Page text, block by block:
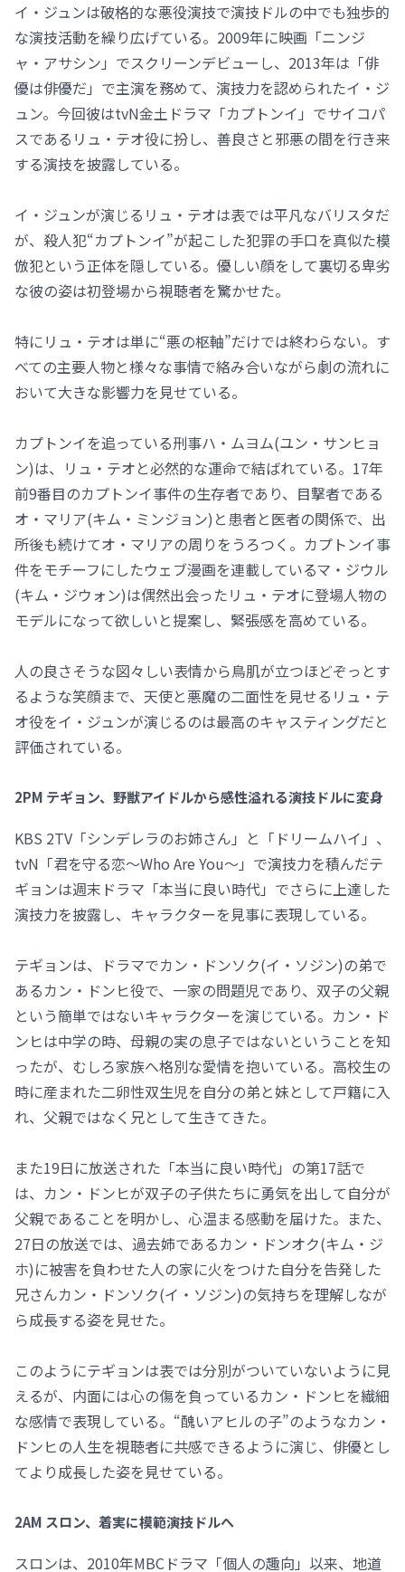
イ・ジュンは破格的な悪役演技で演技ドルの中でも独歩的
な演技活動を繰り広げている。2009年に映画「ニンジ
ャ・アサシン」でスクリーンデビューし、2013年は「俳
優は俳優だ」で主演を務めて、演技力を認められたイ・ジ
ュン。今回彼はtvN金土ドラマ「カプトンイ」でサイコパ
スであるリュ・テオ役に扮し、善良さと邪悪の間を行き来
する演技を披露している。
イ・ジュンが演じるリュ・テオは表では平凡なバリスタだ
が、殺人犯“カプトンイ”が起こした犯罪の手口を真似た模
倣犯という正体を隠している。優しい顔をして裏切る卑劣
な彼の姿は初登場から視聴者を驚かせた。
特にリュ・テオは単に“悪の枢軸”だけでは終わらない。す
べての主要人物と様々な事情で絡み合いながら劇の流れに
おいて大きな影響力を見せている。
カプトンイを追っている刑事ハ・ムヨム(ユン・サンヒョ
ン)は、リュ・テオと必然的な運命で結ばれている。17年
前9番目のカプトンイ事件の生存者であり、目撃者である
オ・マリア(キム・ミンジョン)と患者と医者の関係で、出
所後も続けてオ・マリアの周りをうろつく。カプトンイ事
件をモチーフにしたウェブ漫画を連載しているマ・ジウル
(キム・ジウォン)は偶然出会ったリュ・テオに登場人物の
モデルになって欲しいと提案し、緊張感を高めている。
人の良さそうな図々しい表情から鳥肌が立つほどぞっとす
るような笑顔まで、天使と悪魔の二面性を見せるリュ・テ
オ役をイ・ジュンが演じるのは最高のキャスティングだと
評価されている。
2PM テギョン、野獣アイドルから感性溢れる演技ドルに変身
KBS 2TV「シンデレラのお姉さん」と「ドリームハイ」、
tvN「君を守る恋～Who Are You～」で演技力を積んだテ
ギョンは週末ドラマ「本当に良い時代」でさらに上達した
演技力を披露し、キャラクターを見事に表現している。
テギョンは、ドラマでカン・ドンソク(イ・ソジン)の弟で
あるカン・ドンヒ役で、一家の問題児であり、双子の父親
という簡単ではないキャラクターを演じている。カン・ド
ンヒは中学の時、母親の実の息子ではないということを知
ったが、むしろ家族へ格別な愛情を抱いている。高校生の
時に産まれた二卵性双生児を自分の弟と妹として戸籍に入
れ、父親ではなく兄として生きてきた。
また19日に放送された「本当に良い時代」の第17話で
は、カン・ドンヒが双子の子供たちに勇気を出して自分が
父親であることを明かし、心温まる感動を届けた。また、
27日の放送では、過去姉であるカン・ドンオク(キム・ジ
ホ)に被害を負わせた人の家に火をつけた自分を告発した
兄さんカン・ドンソク(イ・ソジン)の気持ちを理解しなが
ら成長する姿を見せた。
このようにテギョンは表では分別がついていないように見
えるが、内面には心の傷を負っているカン・ドンヒを繊細
な感情で表現している。“醜いアヒルの子”のようなカン・
ドンヒの人生を視聴者に共感できるように演じ、俳優とし
てより成長した姿を見せている。
2AM スロン、着実に模範演技ドルへ
スロンは、2010年MBCドラマ「個人の趣向」以来、地道